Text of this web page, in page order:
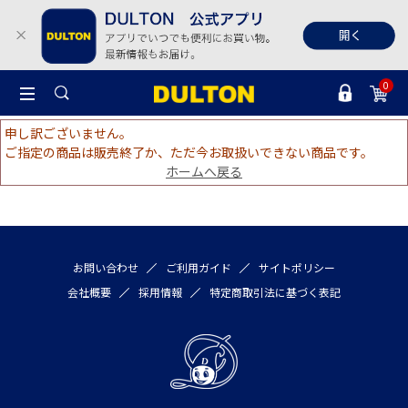
0
申し訳ございません。
ご指定の商品は販売終了か、ただ今お取扱いできない商品です。
ホームへ戻る
お問い合わせ ご利用ガイド
サイトポリシー
会社概要
採用情報 特定商取引法に基づく表記